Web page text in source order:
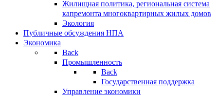
Жилищная политика, региональная система
капремонта многоквартирных жилых домов
Экология
Публичные обсуждения НПА
Экономика
Back
Промышленность
Back
Государственная поддержка
Управление экономики